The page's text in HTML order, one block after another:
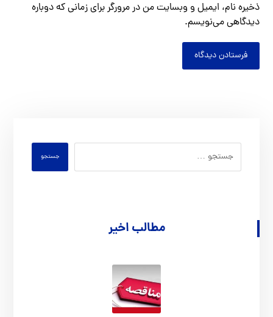
ذخیره نام، ایمیل و وبسایت من در مرورگر برای زمانی که دوباره
دیدگاهی می‌نویسم.
فرستادن دیدگاه
جستجو
مطالب اخیر